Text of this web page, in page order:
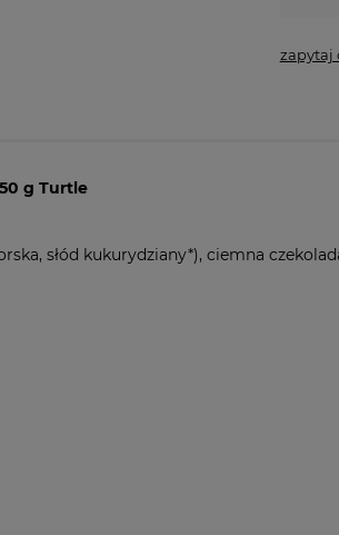
zapytaj
g Turtle
słód kukurydziany*), ciemna